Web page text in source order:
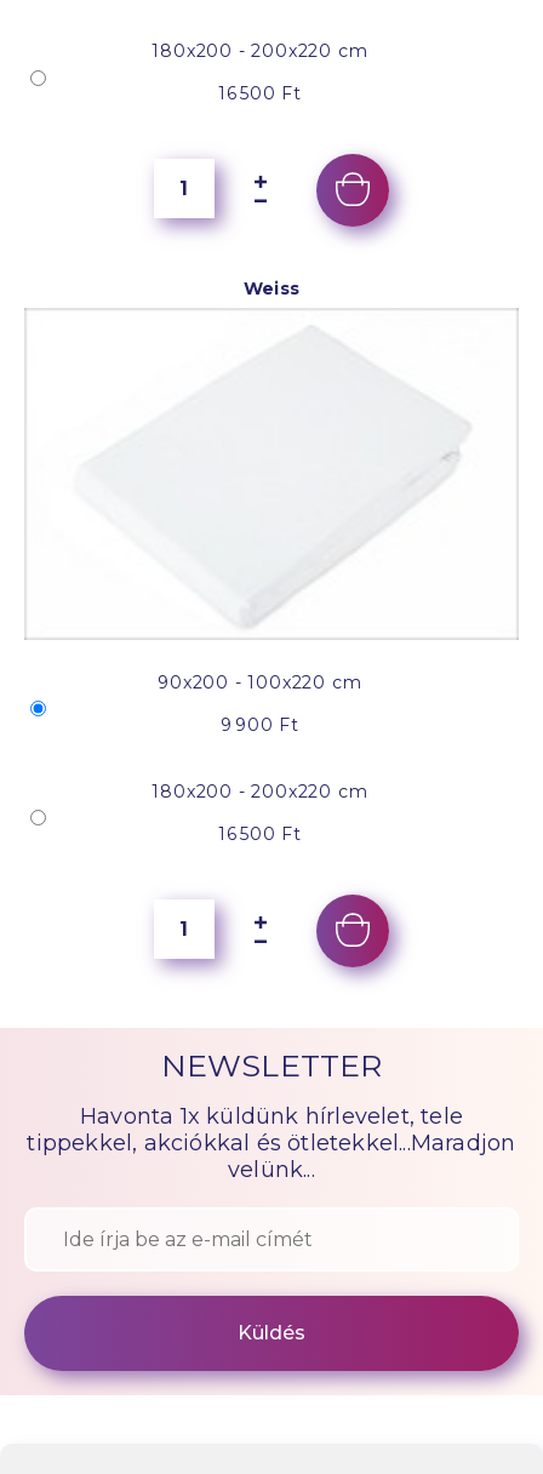
180x200 - 200x220 cm
16 500 Ft
Weiss
90x200 - 100x220 cm
9 900 Ft
180x200 - 200x220 cm
16 500 Ft
NEWSLETTER
Havonta 1x küldünk hírlevelet, tele
tippekkel, akciókkal és ötletekkel...Maradjon
velünk...